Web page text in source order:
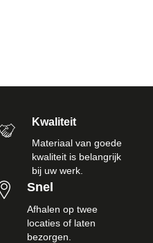
Kwaliteit
Materiaal van goede
kwaliteit is belangrijk
bij uw werk.
Snel
Afhalen op twee
locaties of laten
bezorgen.